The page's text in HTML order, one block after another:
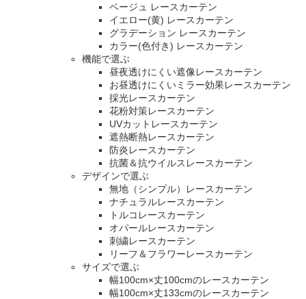
ベージュ レースカーテン
イエロー(黄) レースカーテン
グラデーション レースカーテン
カラー(色付き) レースカーテン
機能で選ぶ
昼夜透けにくい遮像レースカーテン
お昼透けにくいミラー効果レースカーテン
採光レースカーテン
花粉対策レースカーテン
UVカットレースカーテン
遮熱断熱レースカーテン
防炎レースカーテン
抗菌＆抗ウイルスレースカーテン
デザインで選ぶ
無地（シンプル）レースカーテン
ナチュラルレースカーテン
トルコレースカーテン
オパールレースカーテン
刺繍レースカーテン
リーフ＆フラワーレースカーテン
サイズで選ぶ
幅100cm×丈100cmのレースカーテン
幅100cm×丈133cmのレースカーテン